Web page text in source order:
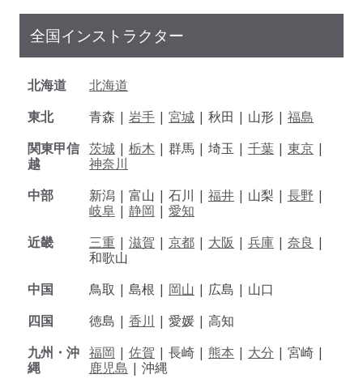
全国インストラクター
北海道
北海道
東北
青森 | 岩手 | 宮城 | 秋田 | 山形 | 福島
関東甲信
越
茨城 | 栃木 | 群馬 | 埼玉 | 千葉 | 東京 |
神奈川
中部
新潟 | 富山 | 石川 | 福井 | 山梨 | 長野 |
岐阜 | 静岡 | 愛知
近畿
三重 | 滋賀 | 京都 | 大阪 | 兵庫 | 奈良 |
和歌山
中国
鳥取 | 島根 | 岡山 | 広島 | 山口
四国
徳島 | 香川 | 愛媛 | 高知
九州・沖
縄
福岡 | 佐賀 | 長崎 | 熊本 | 大分 | 宮崎 |
鹿児島 | 沖縄